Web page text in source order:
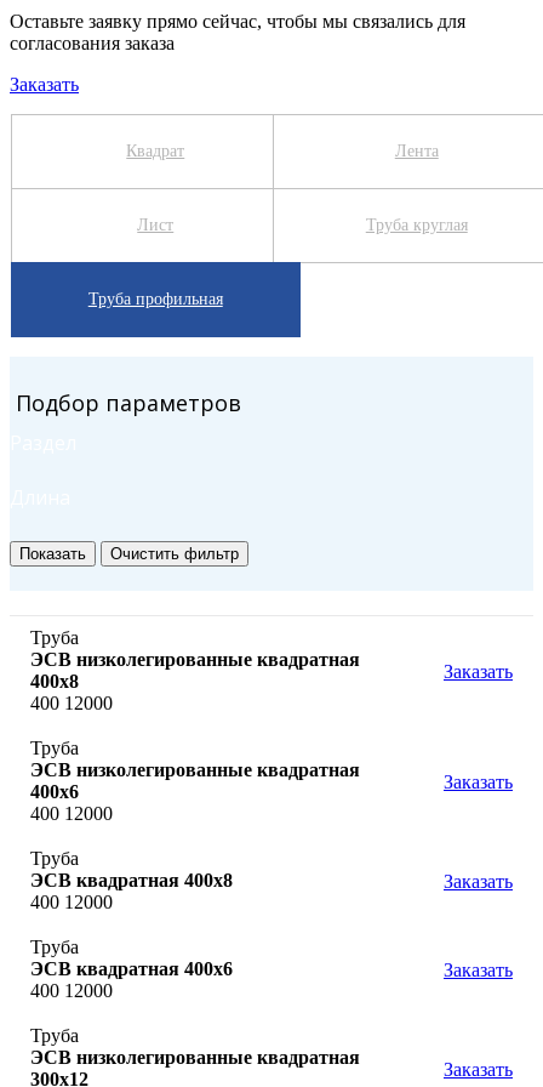
Оставьте заявку прямо сейчас, чтобы мы связались для
согласования заказа
Заказать
Квадрат Лента
Лист Труба круглая
Труба профильная
Подбор параметров
Труба
ЭСВ низколегированные квадратная
400x8
400 12000
Заказать
Труба
ЭСВ низколегированные квадратная
400x6
400 12000
Заказать
Труба
ЭСВ квадратная 400х8
400 12000
Заказать
Труба
ЭСВ квадратная 400х6
400 12000
Заказать
Труба
ЭСВ низколегированные квадратная
300x12
Заказать